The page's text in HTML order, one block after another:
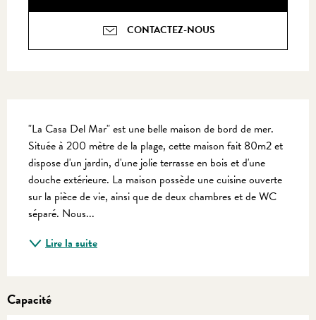
CONTACTEZ-NOUS
"La Casa Del Mar" est une belle maison de bord de mer.
Située à 200 mètre de la plage, cette maison fait 80m2 et
dispose d'un jardin, d'une jolie terrasse en bois et d'une
douche extérieure. La maison possède une cuisine ouverte
sur la pièce de vie, ainsi que de deux chambres et de WC
séparé. Nous...
Lire la suite
Capacité